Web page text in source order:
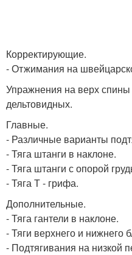
Корректирующие.
- Отжимания на
Упражнения на верх спины
дельтовидных.
Главные.
- Различные варианты
- Тяга штанги в наклоне.
- Тяга штанги с опорой
- Тяга Т - грифа.
Дополнительные.
- Тяга гантели в наклоне.
- Тяги верхнего и нижнего
- Подтягивания на низкой